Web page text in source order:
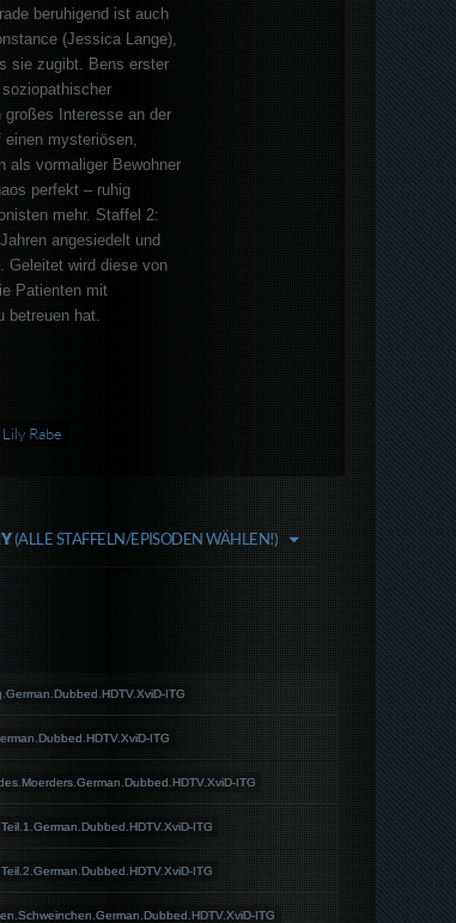
beruhigend ist auch
(Jessica Lange),
sie zugibt. Bens erster
großes Interesse an der
mysteriösen,
als vormaliger Bewohner
perfekt – ruhig
mehr. Staffel 2:
angesiedelt und
Geleitet wird diese von
Patienten mit
betreuen hat.
Lily Rabe
(ALLE STAFFELN/EPISODEN WÄHLEN!)
ITG
ITG
ITG
ITG
ITG
ITG